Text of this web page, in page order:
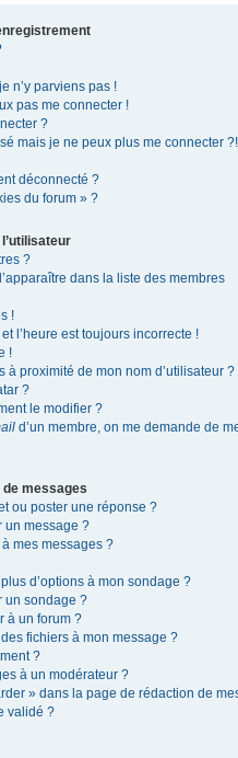
n’y parviens pas !
pas me connecter !
?
mais je ne peux plus me connecter ?!
déconnecté ?
du forum » ?
?
dans la liste des membres
!
l’heure est toujours incorrecte !
!
à proximité de mon nom d’utilisateur ?
?
le modifier ?
d’un membre, on me demande de
messages
ou poster une réponse ?
un message ?
mes messages ?
d’options à mon sondage ?
un sondage ?
à un forum ?
fichiers à mon message ?
?
à un modérateur ?
» dans la page de rédaction de
validé ?